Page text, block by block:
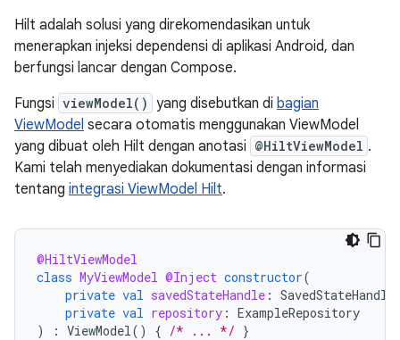
Hilt adalah solusi yang direkomendasikan untuk
menerapkan injeksi dependensi di aplikasi Android, dan
berfungsi lancar dengan Compose.
Fungsi viewModel() yang disebutkan di bagian
ViewModel secara otomatis menggunakan ViewModel
yang dibuat oleh Hilt dengan anotasi @HiltViewModel .
Kami telah menyediakan dokumentasi dengan informasi
tentang integrasi ViewModel Hilt.
@HiltViewModel
class MyViewModel @Inject constructor(
private val savedStateHandle : SavedStateHandle
private val repository : ExampleRepository
)
: ViewModel() { /* ... */ }